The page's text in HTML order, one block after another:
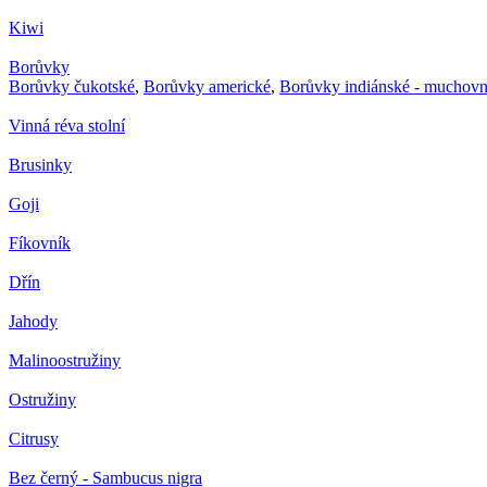
Kiwi
Borůvky
Borůvky čukotské, Borůvky americké, Borůvky indiánské -
Vinná réva stolní
Brusinky
Goji
Fíkovník
Dřín
Jahody
Malinoostružiny
Ostružiny
Citrusy
Bez černý - Sambucus nigra